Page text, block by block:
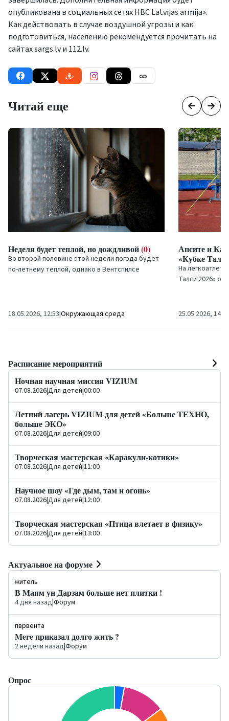
опубликована в социальных сетях НВС Latvijas armija».
Как действовать в случае воздушной угрозы и как
подготовиться, населению рекомендуется прочитать на
сайтах sargs.lv и 112.lv.
Читай еще
Неделя будет теплой, но дождливой(0)
Во второй половине этой недели погода будет
по-летнему теплой, однако в Вентспилсе
18.05.2026, 12:53|Окружающая среда
Апсите и
«Кубке
На
Талси 2026»
25.05.2026, 14:50
Расписание мероприятий
Ночная научная миссия VIZIUM
07.08.2026|Для детей|00:00
Летний лагерь VIZIUM для детей «Больше ТЕХНО,
больше ЭКО»
07.08.2026|Для детей|09:00
Творческая мастерская «Каракули-котики»
07.08.2026|Для детей|11:00
Научное шоу «Где дым, там и огонь»
07.08.2026|Для детей|12:00
Творческая мастерская «Птица влетает в физику»
07.08.2026|Для детей|13:00
Актуальное на форуме
житель
В Маям ун Дарзам больше нет плитки !
4 дня назад|Форум
пврвента
Mere приказал долго жить ?
2 недели назад|Форум
Опрос